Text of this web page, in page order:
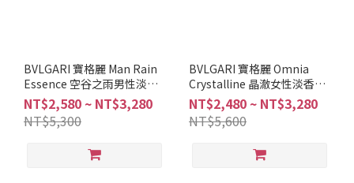
BVLGARI 寶格麗 Man Rain
Essence 空谷之雨男性淡香
精 60ml 100ml
NT$2,580 ~ NT$3,280
NT$5,300
BVLGARI 寶格麗 Omnia
Crystalline 晶澈女性淡香水
50ml 100ml
NT$2,480 ~ NT$3,280
NT$5,600